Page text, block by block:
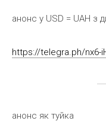
анонс у USD = UAH з
https://telegra.ph/nx6-
анонс як туйка